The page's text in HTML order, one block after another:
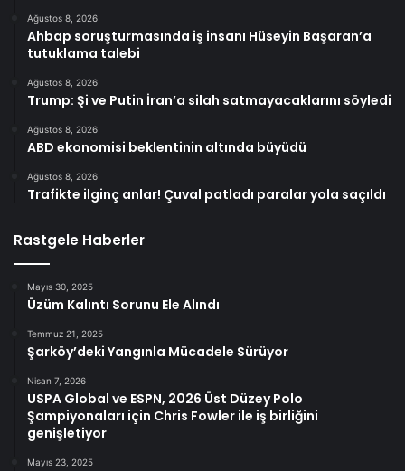
Ağustos 8, 2026
Ahbap soruşturmasında iş insanı Hüseyin Başaran’a
tutuklama talebi
Ağustos 8, 2026
Trump: Şi ve Putin İran’a silah satmayacaklarını söyledi
Ağustos 8, 2026
ABD ekonomisi beklentinin altında büyüdü
Ağustos 8, 2026
Trafikte ilginç anlar! Çuval patladı paralar yola saçıldı
Rastgele Haberler
Mayıs 30, 2025
Üzüm Kalıntı Sorunu Ele Alındı
Temmuz 21, 2025
Şarköy’deki Yangınla Mücadele Sürüyor
Nisan 7, 2026
USPA Global ve ESPN, 2026 Üst Düzey Polo
Şampiyonaları için Chris Fowler ile iş birliğini
genişletiyor
Mayıs 23, 2025